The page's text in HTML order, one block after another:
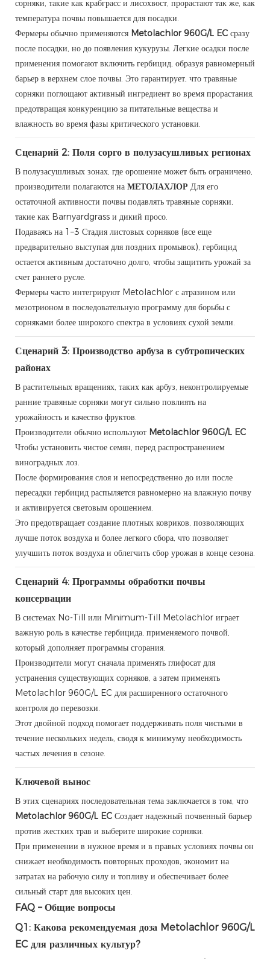
сорняки, такие как крабграсс и лисохвост, прорастают так же, как
температура почвы повышается для посадки.
Фермеры обычно применяются Metolachlor 960G/L EC сразу
после посадки, но до появления кукурузы. Легкие осадки после
применения помогают включить гербицид, образуя равномерный
барьер в верхнем слое почвы. Это гарантирует, что травяные
сорняки поглощают активный ингредиент во время прорастания,
предотвращая конкуренцию за питательные вещества и
влажность во время фазы критического установки.
Сценарий 2: Поля сорго в полузасушливых регионах
В полузасушливых зонах, где орошение может быть ограничено,
производители полагаются на МЕТОЛАХЛОР Для его
остаточной активности почвы подавлять травяные сорняки,
такие как Barnyardgrass и дикий просо.
Подаваясь на 1–3 Стадия листовых сорняков (все еще
предварительно выступая для поздних промывок), гербицид
остается активным достаточно долго, чтобы защитить урожай за
счет раннего русле.
Фермеры часто интегрируют Metolachlor с атразином или
мезотрионом в последовательную программу для борьбы с
сорняками более широкого спектра в условиях сухой земли.
Сценарий 3: Производство арбуза в субтропических
районах
В растительных вращениях, таких как арбуз, неконтролируемые
ранние травяные сорняки могут сильно повлиять на
урожайность и качество фруктов.
Производители обычно используют Metolachlor 960G/L EC
Чтобы установить чистое семян, перед распространением
виноградных лоз.
После формирования слоя и непосредственно до или после
пересадки гербицид распыляется равномерно на влажную почву
и активируется световым орошением.
Это предотвращает создание плотных ковриков, позволяющих
лучше поток воздуха и более легкого сбора, что позволяет
улучшить поток воздуха и облегчить сбор урожая в конце сезона.
Сценарий 4: Программы обработки почвы
консервации
В системах No-Till или Minimum-Till Metolachlor играет
важную роль в качестве гербицида, применяемого почвой,
который дополняет программы сгорания.
Производители могут сначала применять глифосат для
устранения существующих сорняков, а затем применять
Metolachlor 960G/L EC для расширенного остаточного
контроля до перевозки.
Этот двойной подход помогает поддерживать поля чистыми в
течение нескольких недель, сводя к минимуму необходимость
частых лечения в сезоне.
Ключевой вынос
В этих сценариях последовательная тема заключается в том, что
Metolachlor 960G/L EC Создает надежный почвенный барьер
против жестких трав и выберите широкие сорняки.
При применении в нужное время и в правых условиях почвы он
снижает необходимость повторных проходов, экономит на
затратах на рабочую силу и топливу и обеспечивает более
сильный старт для высоких цен.
FAQ – Общие вопросы
Q1: Какова рекомендуемая доза Metolachlor 960G/L
EC для различных культур?